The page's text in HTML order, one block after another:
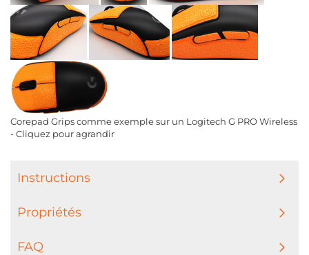
Corepad Grips comme exemple sur un Logitech G PRO Wireless
- Cliquez pour agrandir
Instructions
Propriétés
FAQ